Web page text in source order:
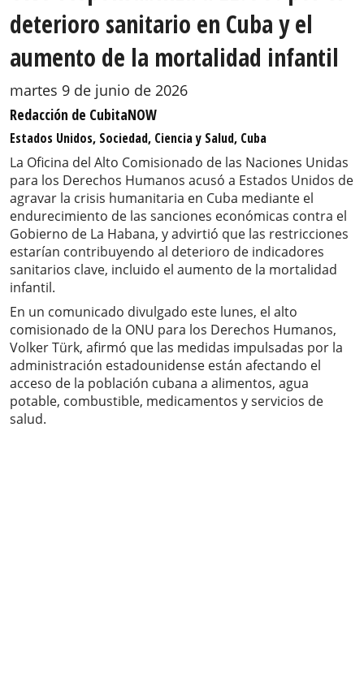
deterioro sanitario en Cuba y el
aumento de la mortalidad infantil
martes 9 de junio de 2026
Redacción de CubitaNOW
Estados Unidos, Sociedad, Ciencia y Salud, Cuba
La Oficina del Alto Comisionado de las Naciones Unidas
para los Derechos Humanos acusó a Estados Unidos de
agravar la crisis humanitaria en Cuba mediante el
endurecimiento de las sanciones económicas contra el
Gobierno de La Habana, y advirtió que las restricciones
estarían contribuyendo al deterioro de indicadores
sanitarios clave, incluido el aumento de la mortalidad
infantil.
En un comunicado divulgado este lunes, el alto
comisionado de la ONU para los Derechos Humanos,
Volker Türk, afirmó que las medidas impulsadas por la
administración estadounidense están afectando el
acceso de la población cubana a alimentos, agua
potable, combustible, medicamentos y servicios de
salud.